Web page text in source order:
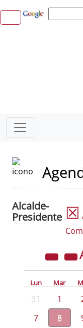
Alcalde-
Presidente ☒
Lun Mar
31 1
7
8